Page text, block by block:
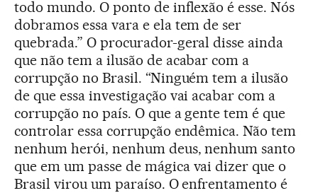
todo mundo. O ponto de inflexão é esse. Nós
dobramos essa vara e ela tem de ser
quebrada.” O procurador-geral disse ainda
que não tem a ilusão de acabar com a
corrupção no Brasil. “Ninguém tem a ilusão
de que essa investigação vai acabar com a
corrupção no país. O que a gente tem é que
controlar essa corrupção endêmica. Não tem
nenhum herói, nenhum deus, nenhum santo
que em um passe de mágica vai dizer que o
Brasil virou um paraíso. O enfrentamento é